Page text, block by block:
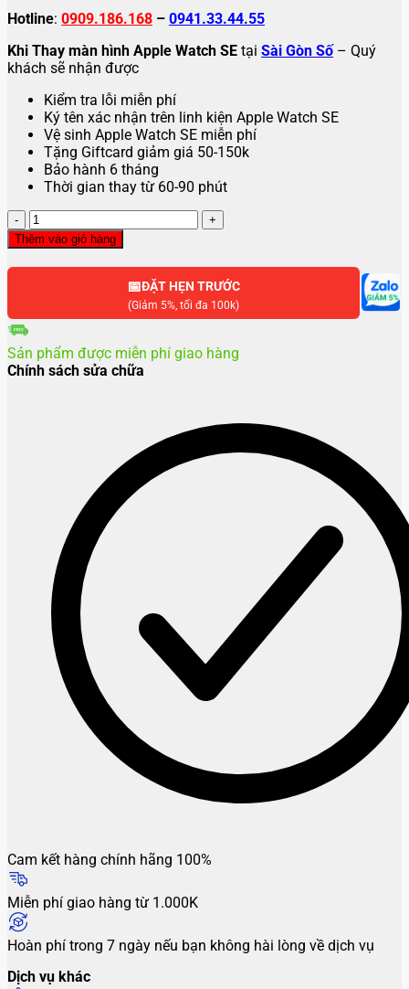
Hotline: 0909.186.168 – 0941.33.44.55
Khi Thay màn hình Apple Watch SE tại Sài Gòn Số– Quý
khách sẽ nhận được
Kiểm tra lỗi miễn phí
Ký tên xác nhận trên linh kiện Apple Watch SE
Vệ sinh Apple Watch SE miễn phí
Tặng Giftcard giảm giá 50-150k
Bảo hành 6 tháng
Thời gian thay từ 60-90 phút
Thay
màn
hình
Apple
số
Thêm vào giỏ hàng
📅ĐẶT HẸN TRƯỚC
(Giảm 5%, tối đa 100k)
Sản phẩm được miễn phí giao hàng
Chính sách sửa chữa
Cam kết hàng chính hãng 100%
Miễn phí giao hàng từ 1.000K
Hoàn phí trong 7 ngày nếu bạn không hài lòng về dịch vụ
Dịch vụ khác